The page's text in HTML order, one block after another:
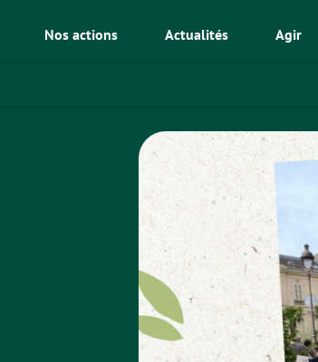
Nos actions Actualités Agir